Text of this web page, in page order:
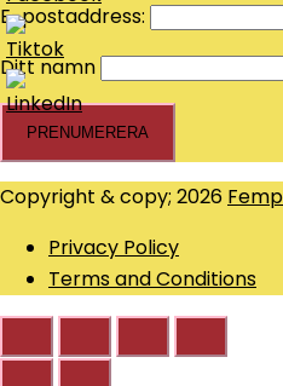
E-postaddress:
Ditt namn
Copyright & copy; 2026
Privacy Policy
Terms and Conditions